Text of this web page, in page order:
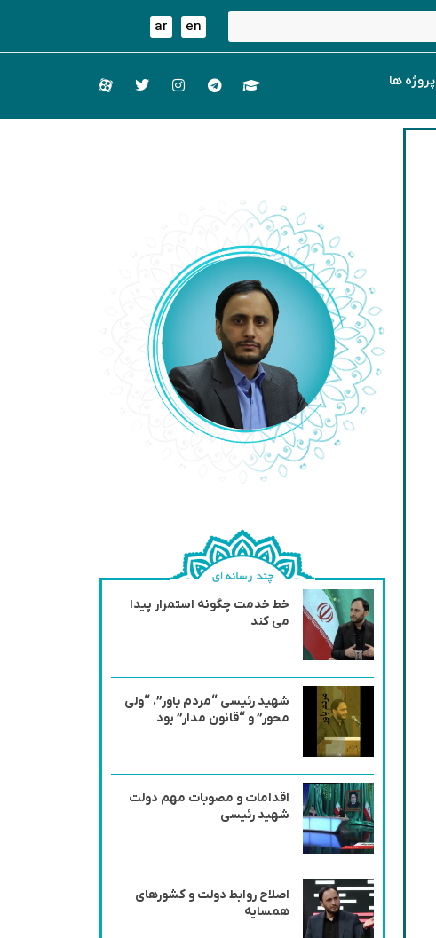
en
ar
پروژه ها
خط خدمت چگونه استمرار پیدا
می کند
شهید رئیسی “مردم باور”، “ولی
محور” و “قانون مدار” بود
اقدامات و مصوبات مهم دولت
شهید رئیسی
اصلاح روابط دولت و کشورهای
همسایه